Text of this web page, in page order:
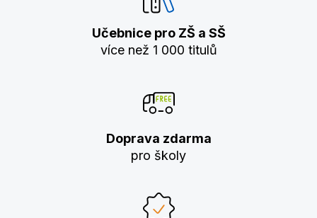
Učebnice pro ZŠ a SŠ
více než 1 000 titulů
Doprava zdarma
pro školy